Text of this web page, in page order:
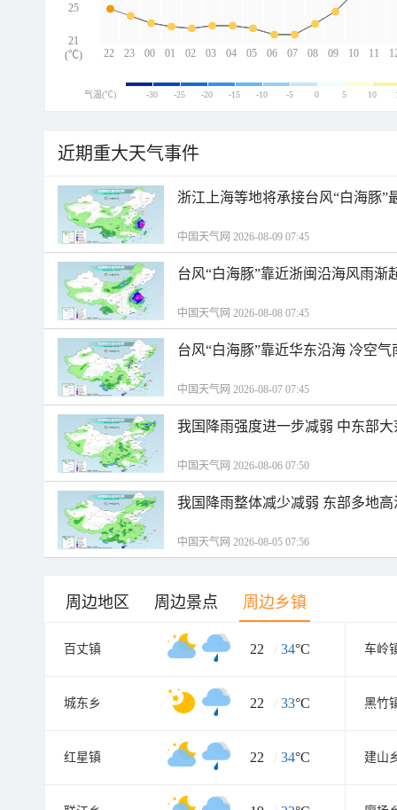
22 23 00 01 02 03 04 05 06 07 08 09 10 11
25
21
(℃)
气温(℃) -30 -25 -20 -15 -10 -5 0 5 10
近期重大天气事件
浙江上海等地将承接台风“白海豚”
中国天气网 2026-08-09 07:45
台风“白海豚”靠近浙闽沿海风雨渐
中国天气网 2026-08-08 07:45
台风“白海豚”靠近华东沿海 冷空
中国天气网 2026-08-07 07:45
我国降雨强度进一步减弱 中东部
中国天气网 2026-08-06 07:50
我国降雨整体减少减弱 东部多地
中国天气网 2026-08-05 07:56
周边地区 周边景点 周边乡镇
百丈镇 22 / 34°C 车岭
城东乡 22 / 33°C 黑竹
红星镇 22 / 34°C 建山